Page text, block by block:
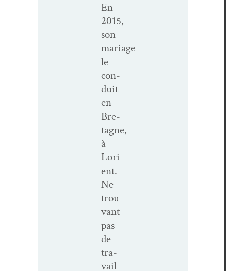
En
2015,
son
mariage
le
con­
duit
en
Bre­
tagne,
à
Lori­
ent.
Ne
trou­
vant
pas
de
tra­
vail